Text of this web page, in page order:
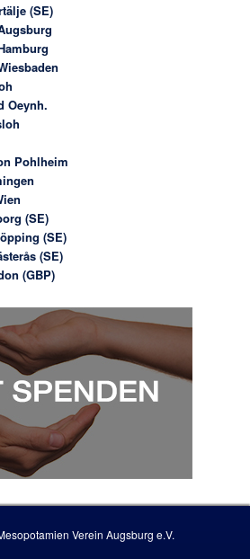
(SE)
Oeynh.
Pohlheim
(SE)
(SE)
(SE)
(GBP)
Verein Augsburg e.V.